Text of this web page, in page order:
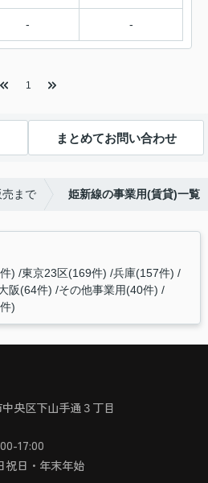
- -
1
まとめてお問い合わせ
まで 姫新線の事業用(賃貸)一覧
) 東京23区(169件) 兵庫(157件)
阪(64件) その他事業用(40件)
)
央区下山手通３丁目
17:00
祝日・年末年始